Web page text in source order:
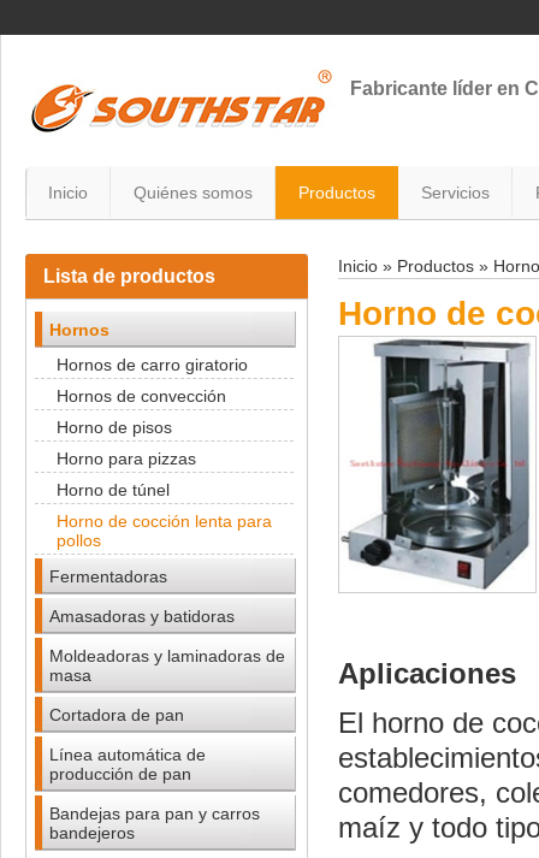
Fabricante líder en
Inicio Quiénes somos Productos Servicios
Lista de productos
Hornos
Hornos de carro giratorio
Hornos de convección
Horno de pisos
Horno para pizzas
Horno de túnel
Horno de cocción lenta para
pollos
Fermentadoras
Amasadoras y batidoras
Moldeadoras y laminadoras de
masa
Cortadora de pan
Línea automática de
producción de pan
Bandejas para pan y carros
bandejeros
Inicio » Productos »
Horno de
Aplicaciones
El horno de
comedores,
maíz y todo